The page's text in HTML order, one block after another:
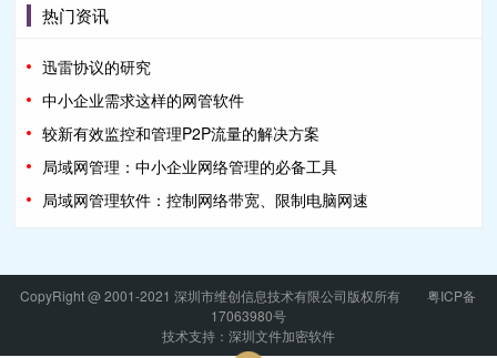
热门资讯
迅雷协议的研究
中小企业需求这样的网管软件
较新有效监控和管理P2P流量的解决方案
局域网管理：中小企业网络管理的必备工具
局域网管理软件：控制网络带宽、限制电脑网速
CopyRight @ 2001-2021 深圳市维创信息技术有限公司版权所有粤ICP备
17063980号
技术支持：深圳文件加密软件